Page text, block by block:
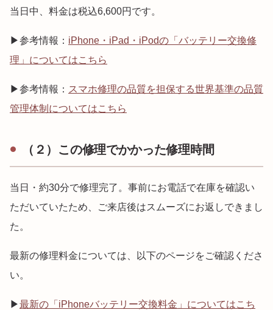
当日中、料金は税込6,600円です。
▶参考情報： iPhone・iPad・iPodの「バッテリー交換修
理」についてはこちら
▶参考情報： スマホ修理の品質を担保する世界基準の品質
管理体制についてはこちら
（２）この修理でかかった修理時間
当日・約30分で修理完了。事前にお電話で在庫を確認い
ただいていたため、ご来店後はスムーズにお返しできまし
た。
最新の修理料金については、以下のページをご確認くださ
い。
▶最新の「iPhoneバッテリー交換料金」についてはこち